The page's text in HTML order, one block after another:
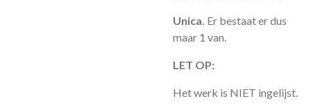
Unica. Er bestaat er dus
maar 1 van.
LET OP:
Het werk is NIET ingelijst.